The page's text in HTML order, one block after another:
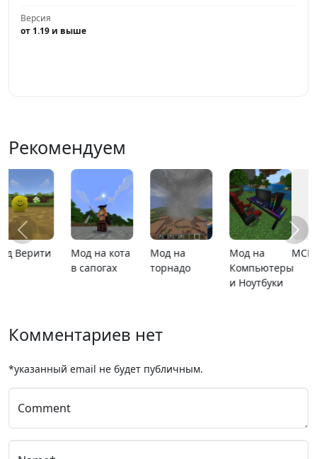
Версия
от 1.19 и выше
Рекомендуем
MCPE 26.13 MCPE 26.1
Карта
расширяющийся
Карта ада
Комментариев нет
*указанный email не будет публичным.
Comment